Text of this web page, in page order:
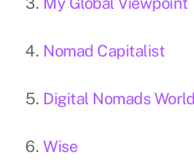
Nomad Capitalist
Digital Nomads World
Wise